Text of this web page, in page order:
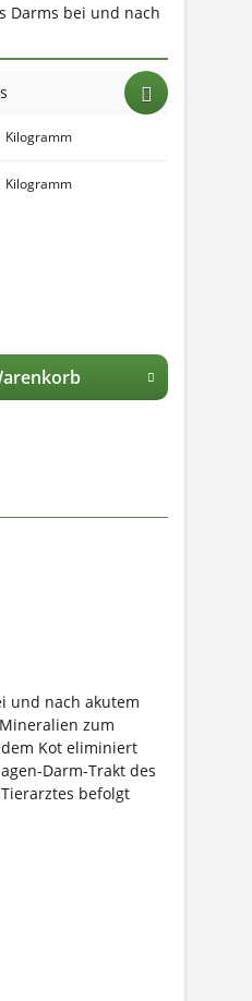
Darms bei und nach
Kilogramm
Kilogramm
und nach akutem
zum
Kot eliminiert
Darm-Trakt des
befolgt